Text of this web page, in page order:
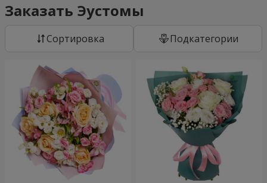
Заказать Эустомы
Cортировка Подкатегории